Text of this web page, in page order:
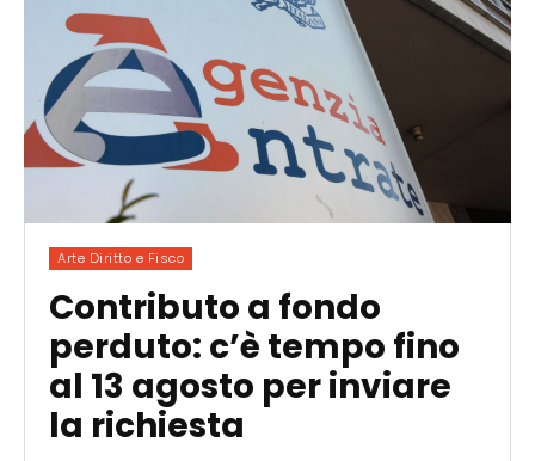
Arte Diritto e Fisco
Contributo a fondo
perduto: c’è tempo fino
al 13 agosto per inviare
la richiesta